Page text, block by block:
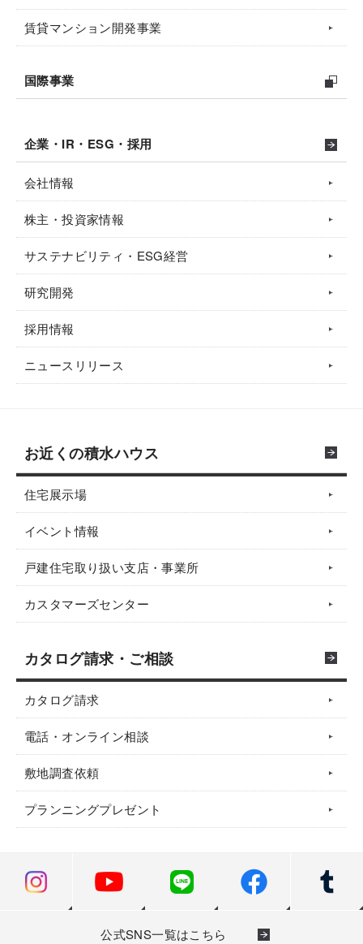
賃貸マンション開発事業
国際事業
企業・IR・ESG・採用
会社情報
株主・投資家情報
サステナビリティ・ESG経営
研究開発
採用情報
ニュースリリース
お近くの積水ハウス
住宅展示場
イベント情報
戸建住宅取り扱い支店・事業所
カスタマーズセンター
カタログ請求・ご相談
カタログ請求
電話・オンライン相談
敷地調査依頼
プランニングプレゼント
公式SNS一覧はこちら